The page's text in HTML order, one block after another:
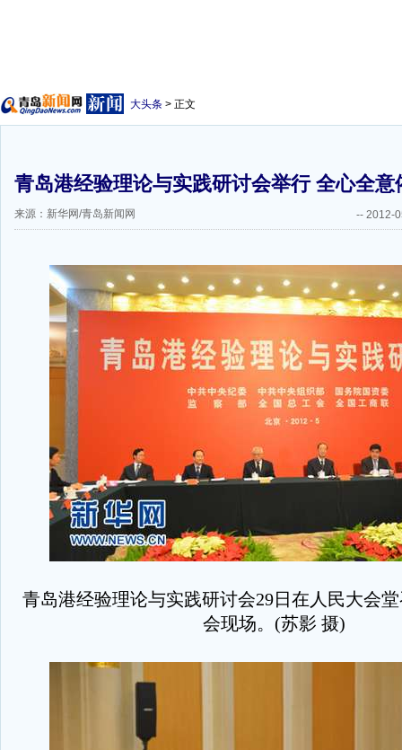
大头条 > 正文
青岛港经验理论与实践研讨会举行 全心全意
来源：新华网/青岛新闻网 -- 2012-
青岛港经验理论与实践研讨会29日在人民大会
会现场。(苏影 摄)